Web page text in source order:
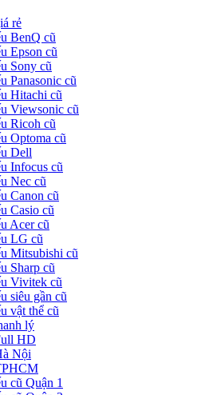
rẻ
BenQ cũ
Epson cũ
Sony cũ
Panasonic cũ
Hitachi cũ
Viewsonic cũ
Ricoh cũ
Optoma cũ
Dell
Infocus cũ
Nec cũ
Canon cũ
Casio cũ
Acer cũ
LG cũ
Mitsubishi cũ
Sharp cũ
Vivitek cũ
siêu gần cũ
vật thể cũ
lý
HD
Nội
cũ Quận 1